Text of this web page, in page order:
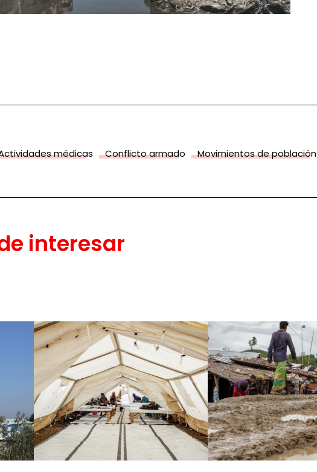
médicas Conflicto armado Movimientos de población
interesar